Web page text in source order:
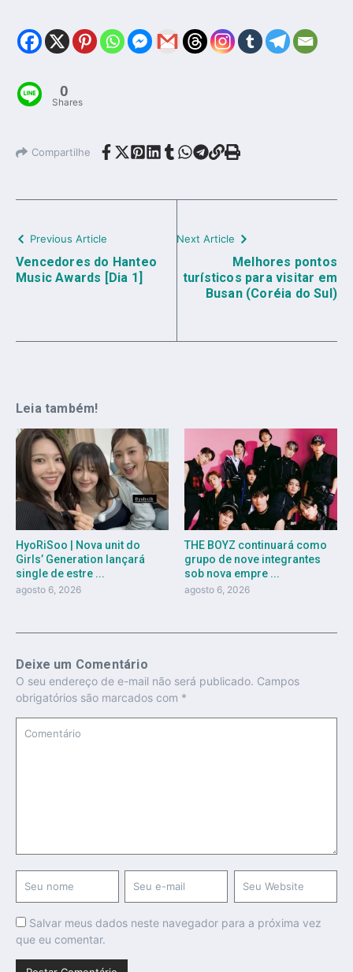
0
Shares
Compartilhe
Previous Article
Vencedores do Hanteo
Music Awards [Dia 1]
Next Article
Melhores pontos
turísticos para visitar em
Busan (Coréia do Sul)
Leia também!
HyoRiSoo | Nova unit do
Girls’ Generation lançará
single de estre ...
agosto 6, 2026
THE BOYZ continuará como
grupo de nove integrantes
sob nova empre ...
agosto 6, 2026
Deixe um Comentário
O seu endereço de e-mail não será publicado. Campos
obrigatórios são marcados com *
Salvar meus dados neste navegador para a próxima vez
que eu comentar.